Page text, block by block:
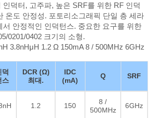
인덕터, 고주파, 높은 SRF를 위한 RF 인덕
온도 안정성. 포토리소그래픽 단일 층 세라
서 안정적인 인덕턴스. 중요한 요구를 위한
0201/0402 크기의 소형.
3.8nHμH 1.2 Ω 150mA 8 / 500MHz 6GHz
덕
스
DCR (Ω)
최대.
IDC
(mA)
Q SRF
1.2 150
8 /
500MHz
6GHz